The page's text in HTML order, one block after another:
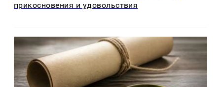
прикосновения и удовольствия